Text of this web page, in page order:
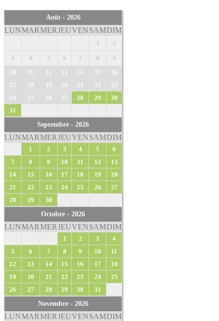
Août - 2026
LUNMARMERJEUVENSAMDIM
1 2
3 4 5 6 7 8 9
10 11 12 13 14 15
16
17
18 19 20 21 22
23
24
25 26 27 28 29
30
31
Septembre - 2026
LUNMARMERJEUVENSAMDIM
1 2 3 4 5
6
7
8 9 10 11 12
13
14
15 16 17 18 19
20
21
22 23 24 25 26
27
28
29
30
Octobre - 2026
LUNMARMERJEUVENSAMDIM
1 2 3
4
5
6 7 8 9 10
11
12
13 14 15 16 17
18
19
20 21 22 23 24
25
26
27 28 29 30
31
Novembre - 2026
LUNMARMERJEUVENSAMDIM